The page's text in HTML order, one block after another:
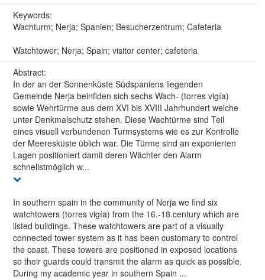
Keywords:
Wachturm; Nerja; Spanien; Besucherzentrum; Cafeteria
Watchtower; Nerja; Spain; visitor center; cafeteria
Abstract:
In der an der Sonnenküste Südspaniens liegenden
Gemeinde Nerja beinfiden sich sechs Wach- (torres vigía)
sowie Wehrtürme aus dem XVI bis XVIII Jahrhundert welche
unter Denkmalschutz stehen. Diese Wachtürme sind Teil
eines visuell verbundenen Turmsystems wie es zur Kontrolle
der Meeresküste üblich war. Die Türme sind an exponierten
Lagen positioniert damit deren Wächter den Alarm
schnellstmöglich w...
In southern spain in the community of Nerja we find six
watchtowers (torres vigía) from the 16.-18.century which are
listed buildings. These watchtowers are part of a visually
connected tower system as it has been customary to control
the coast. These towers are positioned in exposed locations
so their guards could transmit the alarm as quick as possible.
During my academic year in southern Spain ...